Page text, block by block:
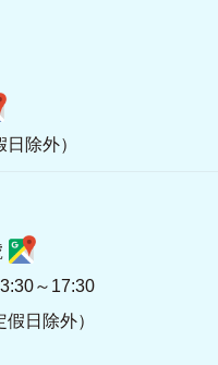
除外）
～17:30
日除外）